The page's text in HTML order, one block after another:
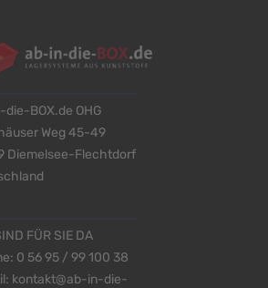
BOX.de OHG
Weg 45-49
Diemelsee-Flechtdorf
FÜR SIE DA
0 56 95 / 99 100 38
kontakt@ab-in-die-